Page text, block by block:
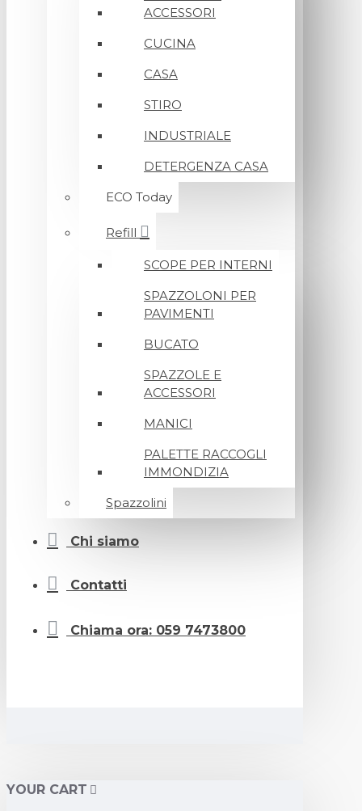
ACCESSORI
CUCINA
CASA
STIRO
INDUSTRIALE
DETERGENZA CASA
ECO Today
Refill
SCOPE PER INTERNI
SPAZZOLONI PER
PAVIMENTI
BUCATO
SPAZZOLE E
ACCESSORI
MANICI
PALETTE RACCOGLI
IMMONDIZIA
Spazzolini
Chi siamo
Contatti
Chiama ora: 059 7473800
YOUR CART